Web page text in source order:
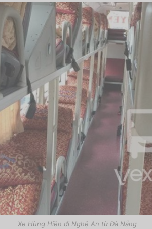
Xe Hùng Hiền đi Nghệ An từ Đà Nẵng